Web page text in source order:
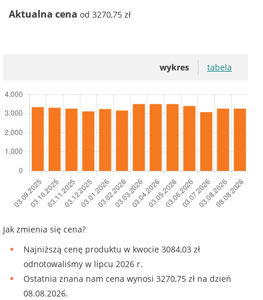
Aktualna cena od 3270,75 zł
wykres tabela
Jak zmienia się cena?
Najniższą cenę produktu w kwocie 3084,03 zł
odnotowaliśmy w lipcu 2026 r.
Ostatnia znana nam cena wynosi 3270,75 zł na dzień
08.08.2026.